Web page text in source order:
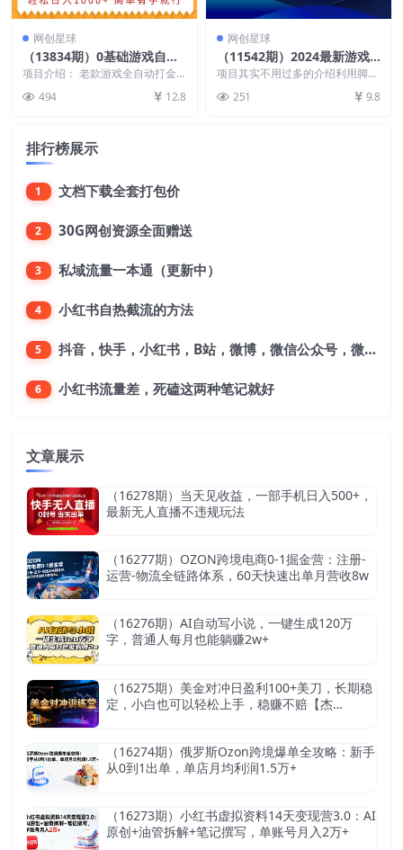
网创星球
（13834期）0基础游戏自动
搬砖，轻松日入1000+ 简单
项目介绍： 老款游戏全自动打金
多号操作每天轻松日...
494 12.8
网创星球
（11542期）2024最新游戏
打金单机收益200-300
项目其实不用过多的介绍利用脚本
动全自动操作 适合小...
251 9.8
排行榜展示
1 文档下载全套打包价
2 30G网创资源全面赠送
3 私域流量一本通（更新中）
4 小红书自热截流的方法
5 抖音，快手，小红书，B站，微博，微信公众号，微信视频号。每一个平台，都是不一样的机会，对应不一样的赚钱思路
6 小红书流量差，死磕这两种笔记就好
文章展示
（16278期）当天见收益，一部手机日入500+，
最新无人直播不违规玩法
（16277期）OZON跨境电商0-1掘金营：注册-
运营-物流全链路体系，60天快速出单月营收8w
（16276期）AI自动写小说，一键生成120万
字，普通人每月也能躺赚2w+
（16275期）美金对冲日盈利100+美刀，长期稳
定，小白也可以轻松上手，稳赚不赔【杰…
（16274期）俄罗斯Ozon跨境爆单全攻略：新手
从0到1出单，单店月均利润1.5万+
（16273期）小红书虚拟资料14天变现营3.0：AI
原创+油管拆解+笔记撰写，单账号月入2万+